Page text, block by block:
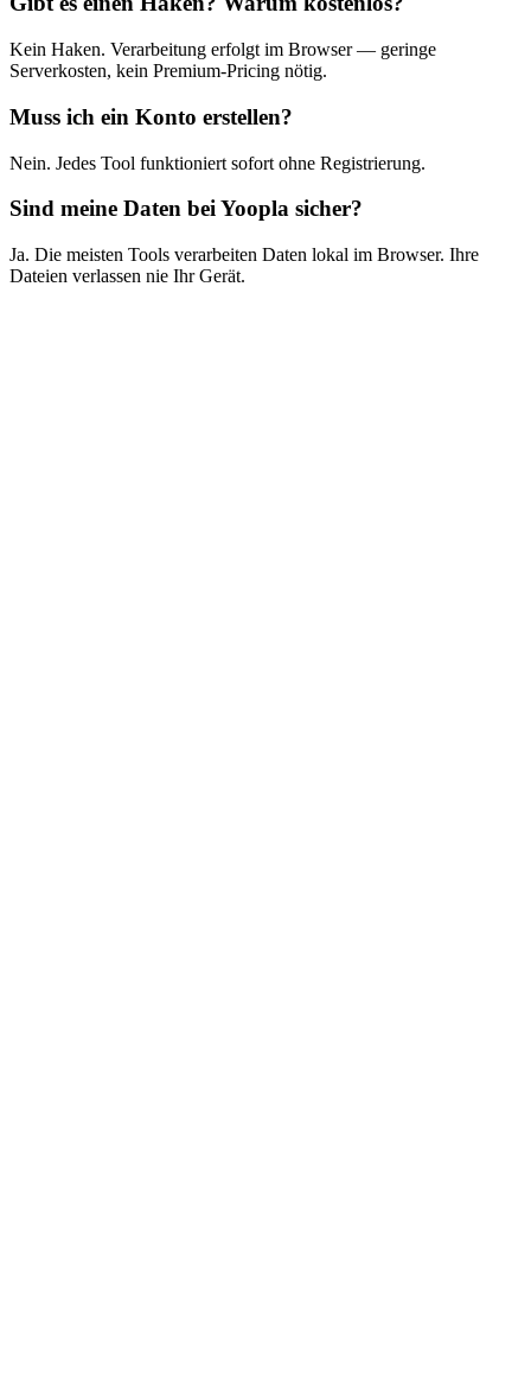
Kein Haken. Verarbeitung erfolgt im Browser — geringe
Serverkosten, kein Premium-Pricing nötig.
Muss ich ein Konto erstellen?
Nein. Jedes Tool funktioniert sofort ohne Registrierung.
Sind meine Daten bei Yoopla sicher?
Ja. Die meisten Tools verarbeiten Daten lokal im Browser. Ihre
Dateien verlassen nie Ihr Gerät.